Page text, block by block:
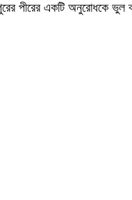
পীরের একটি অনুরোধকে ভুল